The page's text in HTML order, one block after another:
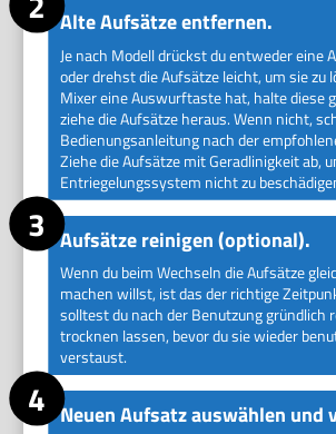
Alte Aufsätze entfernen.
Je nach Modell drückst du entweder eine
oder drehst die Aufsätze leicht, um sie zu
Mixer eine Auswurftaste hat, halte diese
ziehe die Aufsätze heraus. Wenn nicht,
Bedienungsanleitung nach der
Ziehe die Aufsätze mit Geradlinigkeit ab,
Entriegelungssystem nicht zu
Aufsätze reinigen (optional).
Wenn du beim Wechseln die Aufsätze
machen willst, ist das der richtige
solltest du nach der Benutzung gründlich
trocknen lassen, bevor du sie wieder
verstaust.
Neuen Aufsatz auswählen und